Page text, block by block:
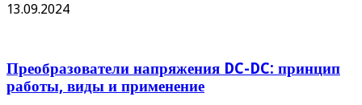
13.09.2024
Преобразователи напряжения DC-DC: принцип
работы, виды и применение